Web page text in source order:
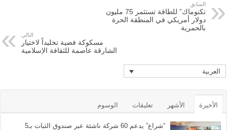
السابق
تكنوماك” للطاقة تستثمر 75 مليون
دولار أمريكي في المنطقة الحرة
بالحمرية
التالي
مسكوكة فضية تخليداً لاختيار
الشارقة عاصمة للثقافة الإسلامية
العربية
الأخيرة الأشهر تعليقات الوسوم
“شراع” يدعم 60 شركة ناشئة عبر صندوق الثبات بـ5